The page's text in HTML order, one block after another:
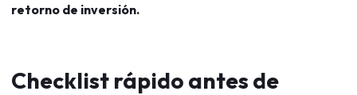
retorno de inversión.
Checklist rápido antes de